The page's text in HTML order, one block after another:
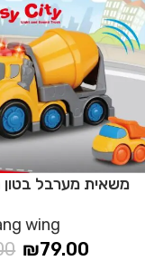
משאית מערבל בטון
wing
₪79.00